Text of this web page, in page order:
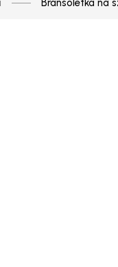
Bransoletka na